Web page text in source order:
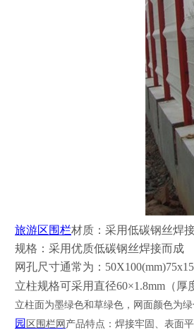
旅游区围栏材质：采用低碳钢丝
规格：采用优质低碳钢丝焊接而
网孔尺寸通常为：
立柱规格可采用直径60×1.8mm（
立柱面为墨绿色和草绿色，网面颜色为绿
园 区围栏网 产品特点：焊接牢固、表面